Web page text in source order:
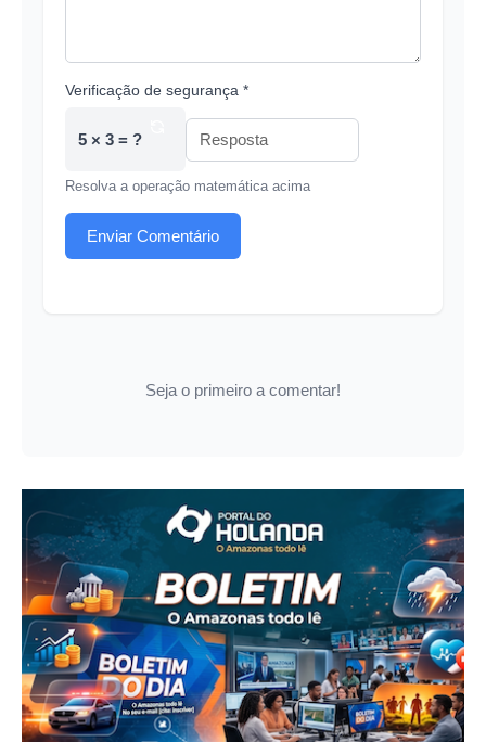
Verificação de segurança *
5 × 3 = ?
Resolva a operação matemática acima
Enviar Comentário
Seja o primeiro a comentar!